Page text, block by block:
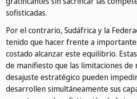
sofisticadas.
Por el contrario, Sudáfrica y la
tenido que hacer frente a
costado alcanzar este equilibrio.
de manifiesto que las limitaciones de
desajuste estratégico pueden
desarrollen simultáneamente sus